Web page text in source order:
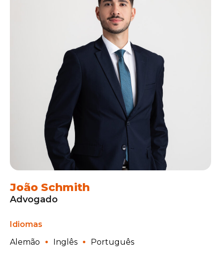
João Schmith
Advogado
Idiomas
Alemão
Inglês Português